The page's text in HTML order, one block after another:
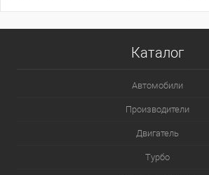
Каталог
Автомобили
Производители
Двигатель
Турбо